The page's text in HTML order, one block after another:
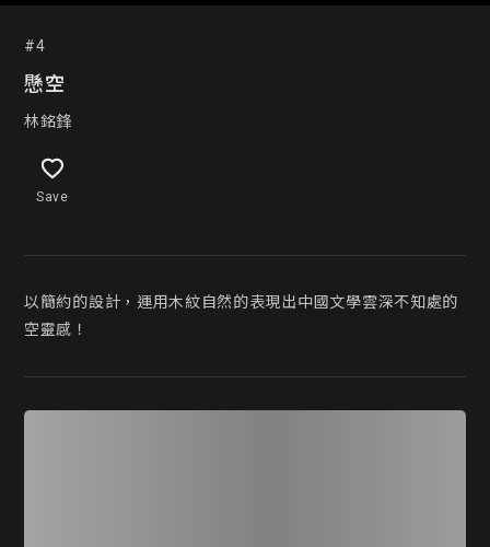
#4
懸空
林銘鋒
Save
以簡約的設計，運用木紋自然的表現出中國文學雲深不知處的
空靈感！